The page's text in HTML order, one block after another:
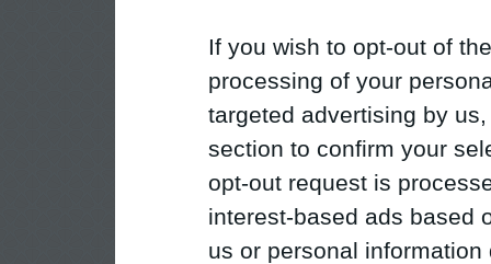
If you wish to opt-out of
processing of your
targeted advertising by
section to confirm your
opt-out request is
interest-based ads based
us or personal